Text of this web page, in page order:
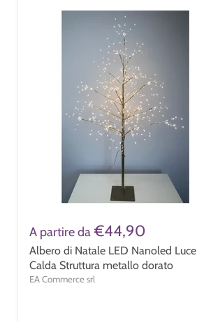
A partire da €44,90
Albero di Natale LED Nanoled Luce
Calda Struttura metallo dorato
EA Commerce srl